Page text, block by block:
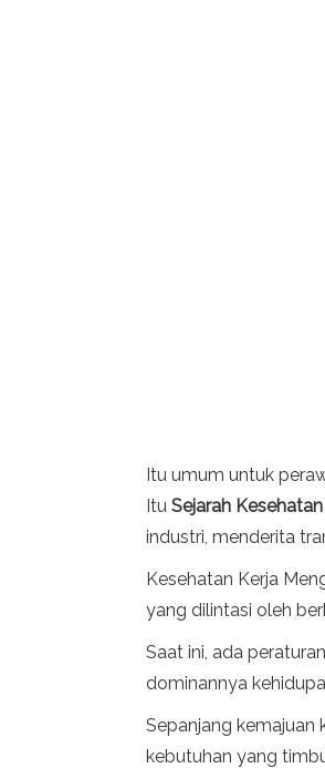
Itu umum untuk
Itu Sejarah
industri, menderita
Kesehatan Kerja
yang dilintasi oleh
Saat ini, ada
dominannya
Sepanjang kemajuan
kebutuhan yang